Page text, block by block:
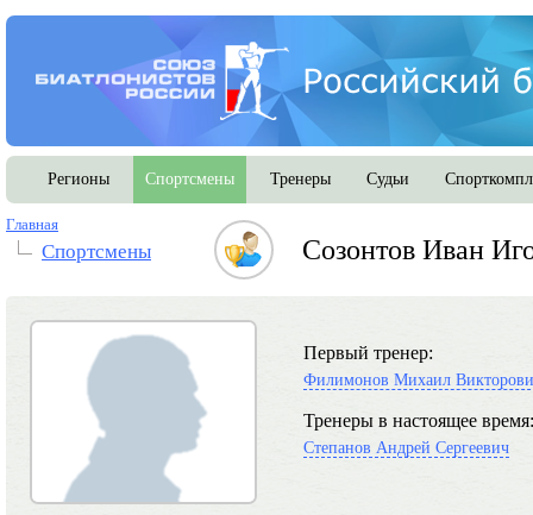
Регионы Спортсмены Тренеры Судьи
Главная
Спортсмены Созонтов Иван
Первый тренер:
Филимонов Михаил
Тренеры в настоящее время:
Степанов Андрей Сергеевич